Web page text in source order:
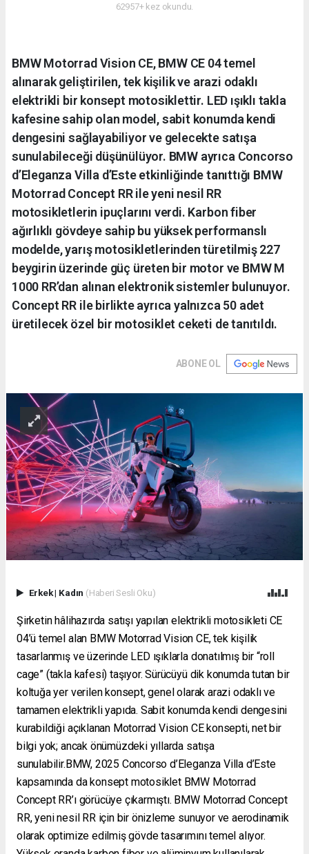
62957+ kez okundu.
BMW Motorrad Vision CE, BMW CE 04 temel
alınarak geliştirilen, tek kişilik ve arazi odaklı
elektrikli bir konsept motosiklettir. LED ışıklı takla
kafesine sahip olan model, sabit konumda kendi
dengesini sağlayabiliyor ve gelecekte satışa
sunulabileceği düşünülüyor. BMW ayrıca Concorso
d’Eleganza Villa d’Este etkinliğinde tanıttığı BMW
Motorrad Concept RR ile yeni nesil RR
motosikletlerin ipuçlarını verdi. Karbon fiber
ağırlıklı gövdeye sahip bu yüksek performanslı
modelde, yarış motosikletlerinden türetilmiş 227
beygirin üzerinde güç üreten bir motor ve BMW M
1000 RR’dan alınan elektronik sistemler bulunuyor.
Concept RR ile birlikte ayrıca yalnızca 50 adet
üretilecek özel bir motosiklet ceketi de tanıtıldı.
ABONE OL
Erkek| Kadın (Haberi Sesli Oku)
Şirketin hâlihazırda satışı yapılan elektrikli motosikleti CE
04’ü temel alan BMW Motorrad Vision CE, tek kişilik
tasarlanmış ve üzerinde LED ışıklarla donatılmış bir “roll
cage” (takla kafesi) taşıyor. Sürücüyü dik konumda tutan bir
koltuğa yer verilen konsept, genel olarak arazi odaklı ve
tamamen elektrikli yapıda. Sabit konumda kendi dengesini
kurabildiği açıklanan Motorrad Vision CE konsepti, net bir
bilgi yok; ancak önümüzdeki yıllarda satışa
sunulabilir.BMW, 2025 Concorso d’Eleganza Villa d’Este
kapsamında da konsept motosiklet BMW Motorrad
Concept RR’ı görücüye çıkarmıştı. BMW Motorrad Concept
RR, yeni nesil RR için bir önizleme sunuyor ve aerodinamik
olarak optimize edilmiş gövde tasarımını temel alıyor.